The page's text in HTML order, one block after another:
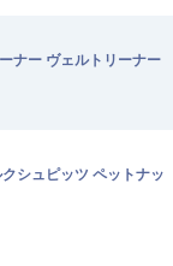
ナー ヴェルトリーナー
シュピッツ ペットナッ